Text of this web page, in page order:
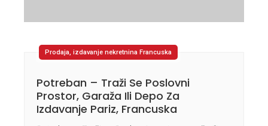
Prodaja, izdavanje nekretnina Francuska
Potreban – Traži Se Poslovni
Prostor, Garaža Ili Depo Za
Izdavanje Pariz, Francuska